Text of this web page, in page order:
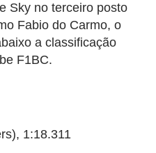
Sky no terceiro posto
Fabio do Carmo, o
a classificação
F1BC.
1:18.311